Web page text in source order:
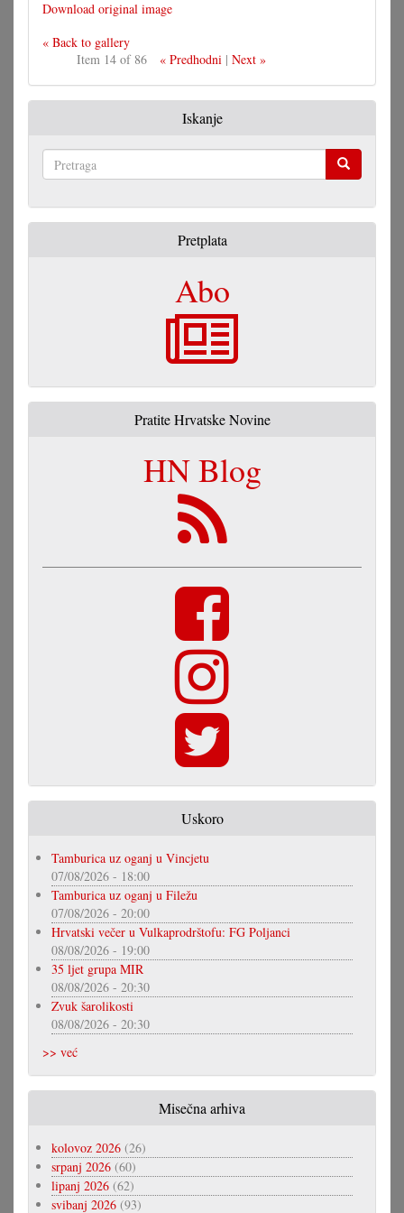
Download original image
« Back to gallery
Item 14 of 86
« Predhodni| Next »
Iskanje
Pretplata
Abo
Pratite Hrvatske Novine
HN Blog
Uskoro
Tamburica uz oganj u Vincjetu
07/08/2026 - 18:00
Tamburica uz oganj u Filežu
07/08/2026 - 20:00
Hrvatski večer u Vulkaprodrštofu: FG Poljanci
08/08/2026 - 19:00
35 ljet grupa MIR
08/08/2026 - 20:30
Zvuk šarolikosti
08/08/2026 - 20:30
>> već
Misečna arhiva
kolovoz 2026 (26)
srpanj 2026 (60)
lipanj 2026 (62)
svibanj 2026 (93)